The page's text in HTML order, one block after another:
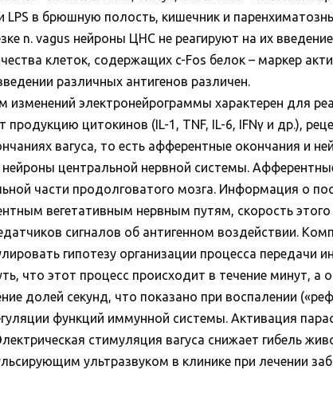
LPS в брюшную полость, кишечник и
n. vagus нейроны ЦНС не реагируют на их
клеток, содержащих c-Fos белок – маркер
различных антигенов различен.
изменений электронейрограммы характерен для
продукцию цитокинов (IL-1, TNF, IL-6, IFNγ и др.),
вагуса, то есть афферентные окончания и
центральной нервной системы.
части продолговатого мозга. Информация о
вегетативным нервным путям, скорость
сигналов об антигенном воздействии.
гипотезу организации процесса
что этот процесс происходит в течение минут,
долей секунд, что показано при воспалении
функций иммунной системы. Активация
стимуляция вагуса снижает гибель
ультразвуком в клинике при лечении